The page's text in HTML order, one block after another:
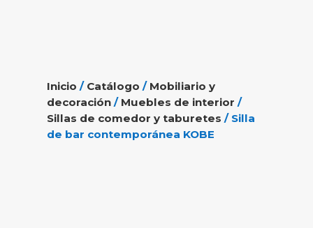
Inicio / Catálogo / Mobiliario y
decoración / Muebles de interior /
Sillas de comedor y taburetes / Silla
de bar contemporánea KOBE